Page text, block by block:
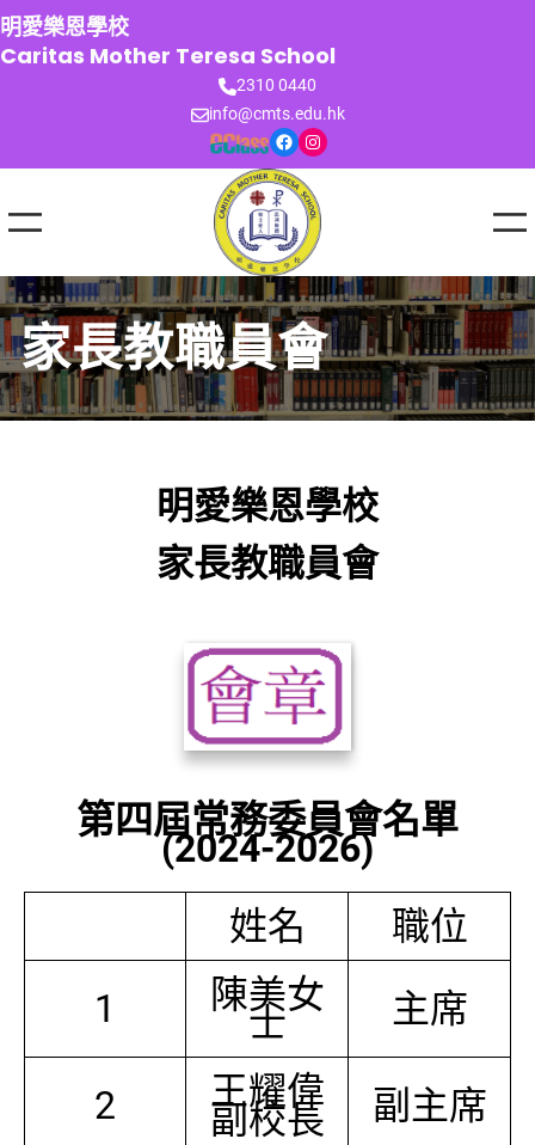
跳
至
主
明愛樂恩學校
Caritas Mother Teresa School
2310 0440
info@cmts.edu.hk
Facebook Instagram
家長教職員會
明愛樂恩學校
家長教職員會
第四屆常務委員會名單
(2024-2026)
姓名
職位
1
陳美女
士 主席
2 王耀偉
副校長 副主席